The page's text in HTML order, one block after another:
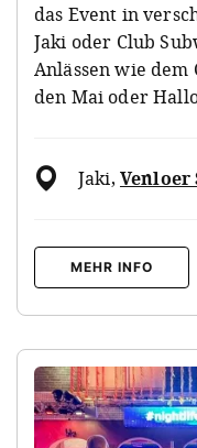
das Event in
Jaki oder Club
Anlässen wie dem
den Mai oder
Jaki, Venloer
MEHR INFO